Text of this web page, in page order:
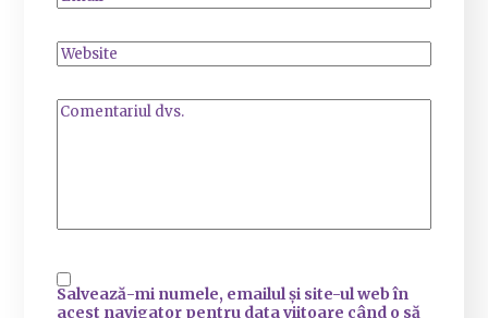
Salvează-mi numele, emailul și site-ul web în
acest navigator pentru data viitoare când o să